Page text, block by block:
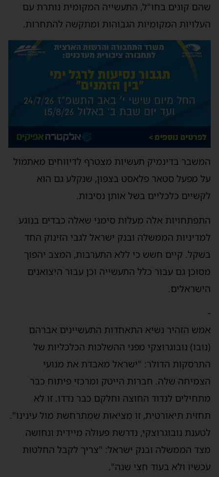
שהם קונים בחו"ל, התעשייה המקומית נותרת עם
העלויות המקומיות הגבוהות ומתקשה להתחרות.
המשבר בדינמיק תעשיות מצטרף לדיווחים מאתמול
על מפעל סטאר פלאסט בצפון, שנקלע גם הוא
לקשיים כלכליים בשל אותן נסיבות.
התפתחויות אלה מעלות סימני שאלה כבדים בנוגע
למדיניות הממשלה ובנק ישראל לגבי הזינוק החד
בשקל. קיים חשש כי ללא התערבות, המצב יהפוך
מסוכן גם עבור כלל התעשייה וכן עבור היצואנים
הישראלים.
-
אמש הזהיר נשיא התאחדות התעשיינים אברהם
(נובו) נובוגרוצקי מפני ההשלכות הכלכליות של
התרסקות הדולר: "ישראל מאבדת את מנועי
הצמיחה שלה. חברות הייטק ומרכזי פיתוח כבר
מתחילים לנדוד החוצה וחלקם כבר נדדו. זו לא
תחזית תיאורטית, זו מציאות שמתרחשת מול עינינו".
לטענת נובוגרוצקי, נדרשת פעולה מיידית ונחושה
מצד הממשלה ובנק ישראל: "צריך לקבל החלטות
עכשיו ולא בעוד חצי שנה".